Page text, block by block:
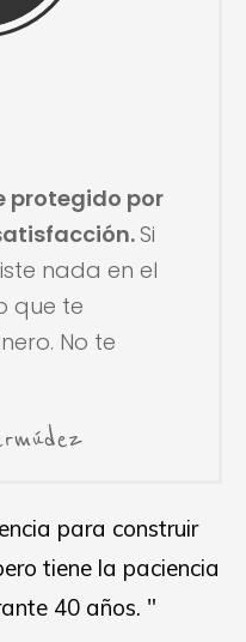
protegido por
Si
nada en el
que te
No te
para construir
tiene la paciencia
40 años. "